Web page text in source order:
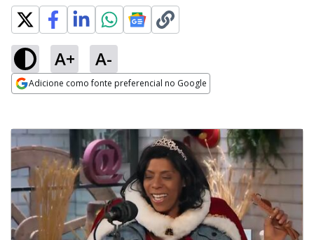
A+ A-
Adicione como fonte preferencial no Google